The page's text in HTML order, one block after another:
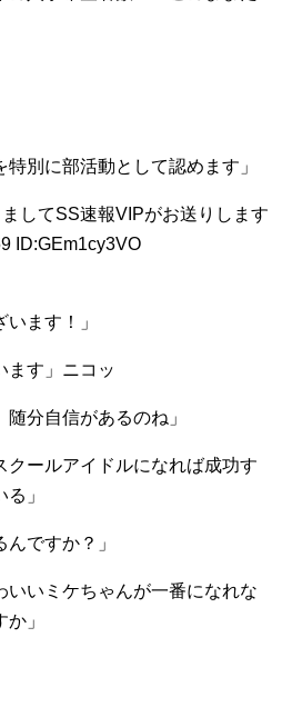
別に部活動として認めます」
してSS速報VIPがお送りします
ID:GEm1cy3VO
ます！」
ます」ニコッ
分自信があるのね」
クールアイドルになれば成功す
」
ですか？」
いいミケちゃんが一番になれな
」